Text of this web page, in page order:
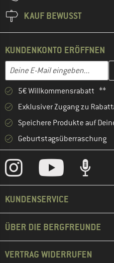
KAUF BEWUSST
KUNDENKONTO ERÖFFNEN
E-Mail-Adresse
Gib hier deine E-Mail-Adresse
5€ Willkommensrabatt **
Exklusiver Zugang zu
Speichere Produkte auf
Geburtstagsüberraschung
KUNDENSERVICE
ÜBER DIE BERGFREUNDE
VERTRAG WIDERRUFEN